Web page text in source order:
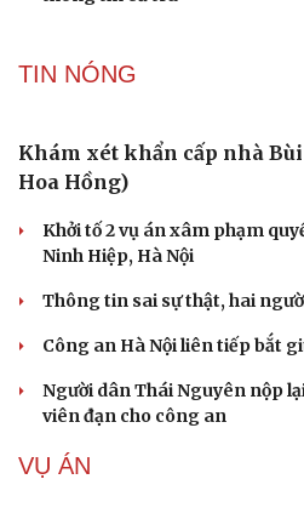
Vụ án điểm 10 môn Toán: Nữ
Đề xuất các trường hợp có
treo, thay thế hình phạt tù
Bộ Công an đẩy mạnh việc tự
thông tin cư trú
TIN NÓNG
Khám xét khẩn cấp nhà